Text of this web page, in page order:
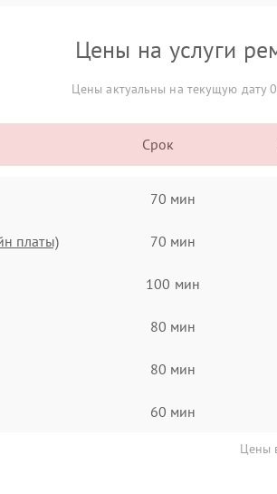
Цены на услуги
Цены актуальны на текущую дату
Срок
70 мин
платы) 70 мин
100 мин
80 мин
80 мин
60 мин
Цены